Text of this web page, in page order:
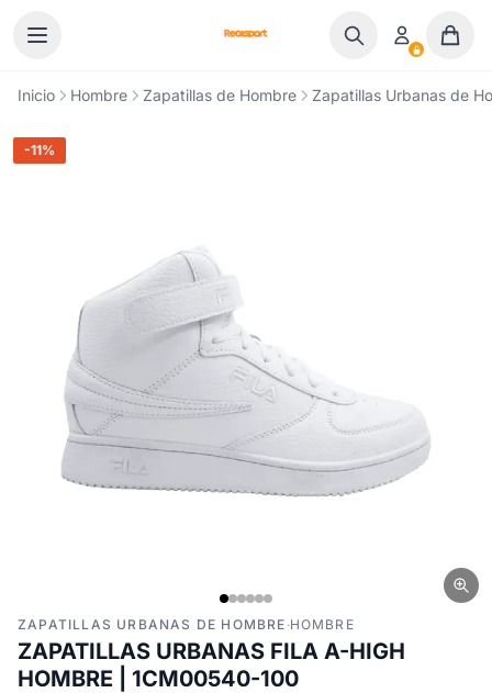
Inicio Hombre Zapatillas de Hombre Zapatillas Urbanas de
-11%
ZAPATILLAS URBANAS DE HOMBRE ·HOMBRE
ZAPATILLAS URBANAS FILA A-HIGH
HOMBRE | 1CM00540-100